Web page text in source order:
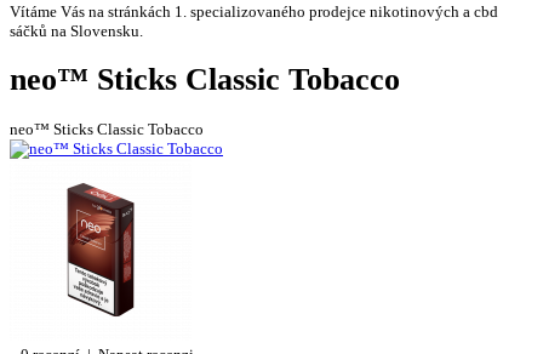
Vítáme Vás na stránkách 1. specializovaného prodejce nikotinových a cbd
sáčků na Slovensku.
neo™ Sticks Classic Tobacco
neo™ Sticks Classic Tobacco